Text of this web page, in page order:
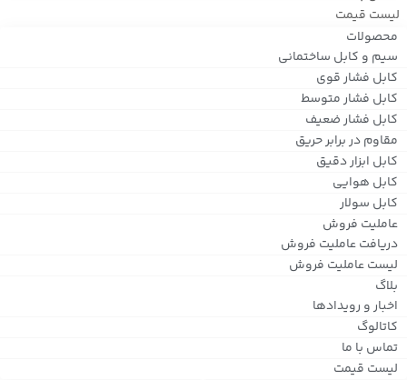
لیست قیمت
محصولات
سیم و کابل ساختمانی
کابل فشار قوی
کابل فشار متوسط
کابل فشار ضعیف
مقاوم در برابر حریق
کابل ابزار دقیق
کابل هوایی
کابل سولار
عاملیت فروش
دریافت عاملیت فروش
لیست عاملیت فروش
بلاگ
اخبار و رویدادها
کاتالوگ
تماس با ما
لیست قیمت